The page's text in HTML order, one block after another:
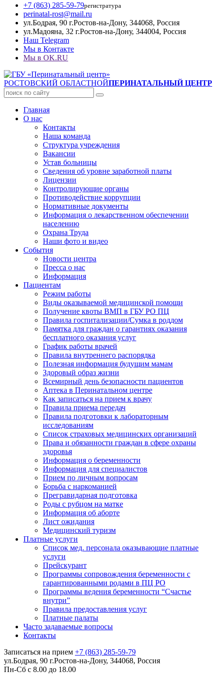
+7 (863) 285-59-79регистратура
perinatal-rost@mail.ru
ул.Бодрая, 90 г.Ростов-на-Дону, 344068, Россия
ул.Мадояна, 32 г.Ростов-на-Дону, 344004, Россия
Наш Telegram
Мы в Контакте
Мы в OK.RU
РОСТОВСКИЙ ОБЛАСТНОЙПЕРИНАТАЛЬНЫЙ ЦЕНТР
Главная
О нас
Контакты
Наша команда
Структура учреждения
Вакансии
Устав больницы
Сведения об уровне заработной платы
Лицензии
Контролирующие органы
Противодействие коррупции
Нормативные документы
Информация о лекарственном обеспечении
населению
Охрана Труда
Наши фото и видео
События
Новости центра
Пресса о нас
Информация
Пациентам
Режим работы
Виды оказываемой медицинской помощи
Получение квоты ВМП в ГБУ РО ПЦ
Правила госпитализации/Сумка в роддом
Памятка для граждан о гарантиях оказания
бесплатного оказания услуг
График работы врачей
Правила внутреннего распорядка
Полезная информация будущим мамам
Здоровый образ жизни
Всемирный день безопасности пациентов
Аптека в Перинатальном центре
Как записаться на прием к врачу
Правила приема передач
Правила подготовки к лабораторным
исследованиям
Список страховых медицинских организаций
Права и обязанности граждан в сфере охраны
здоровья
Информация о беременности
Информация для специалистов
Прием по личным вопросам
Борьба с наркоманией
Прегравидарная подготовка
Роды с рубцом на матке
Информация об аборте
Лист ожидания
Медицинский туризм
Платные услуги
Список мед. персонала оказывающие платные
услуги
Прейскурант
Программы сопровождения беременности с
гарантированными родами в ПЦ РО
Программы ведения беременности “Счастье
внутри”
Правила предоставления услуг
Платные палаты
Часто задаваемые вопросы
Контакты
Записаться на прием +7 (863) 285-59-79
ул.Бодрая, 90 г.Ростов-на-Дону, 344068, Россия
Пн-Сб с 8.00 до 18.00